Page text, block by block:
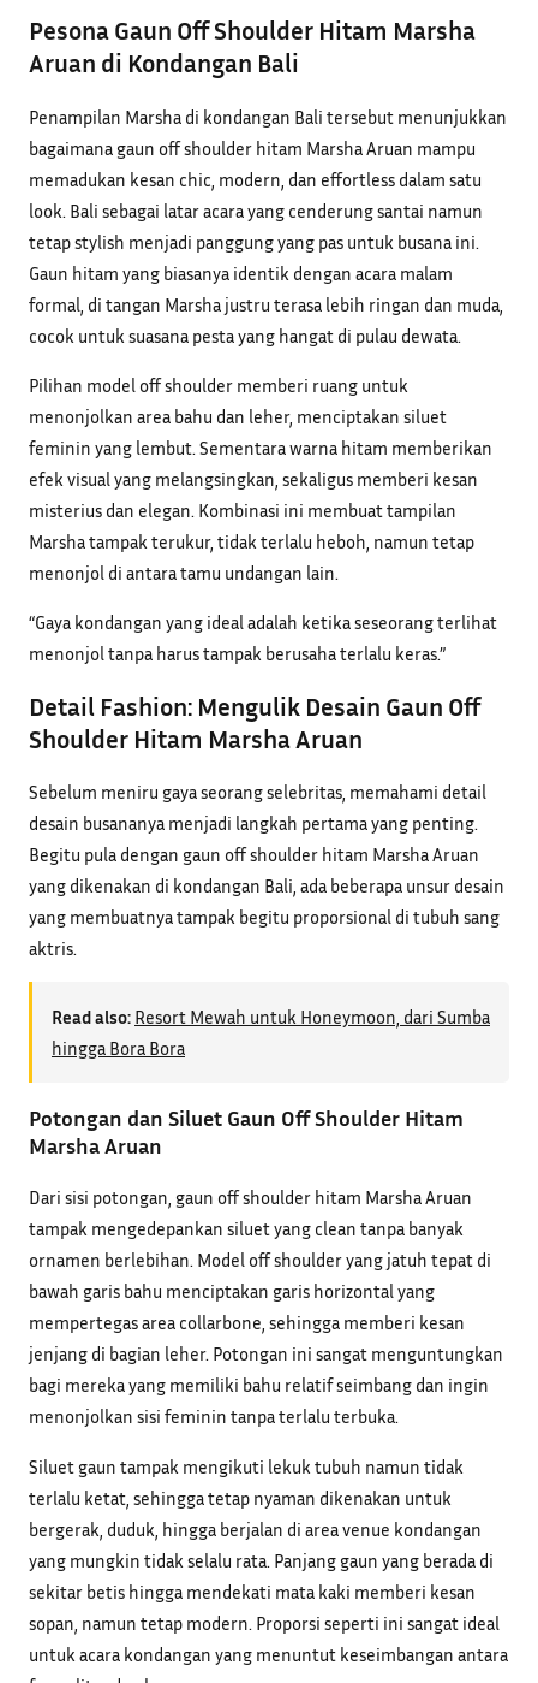
Pesona Gaun Off Shoulder Hitam Marsha
Aruan di Kondangan Bali
Penampilan Marsha di kondangan Bali tersebut menunjukkan
bagaimana gaun off shoulder hitam Marsha Aruan mampu
memadukan kesan chic, modern, dan effortless dalam satu
look. Bali sebagai latar acara yang cenderung santai namun
tetap stylish menjadi panggung yang pas untuk busana ini.
Gaun hitam yang biasanya identik dengan acara malam
formal, di tangan Marsha justru terasa lebih ringan dan muda,
cocok untuk suasana pesta yang hangat di pulau dewata.
Pilihan model off shoulder memberi ruang untuk
menonjolkan area bahu dan leher, menciptakan siluet
feminin yang lembut. Sementara warna hitam memberikan
efek visual yang melangsingkan, sekaligus memberi kesan
misterius dan elegan. Kombinasi ini membuat tampilan
Marsha tampak terukur, tidak terlalu heboh, namun tetap
menonjol di antara tamu undangan lain.
“Gaya kondangan yang ideal adalah ketika seseorang terlihat
menonjol tanpa harus tampak berusaha terlalu keras.”
Detail Fashion: Mengulik Desain Gaun Off
Shoulder Hitam Marsha Aruan
Sebelum meniru gaya seorang selebritas, memahami detail
desain busananya menjadi langkah pertama yang penting.
Begitu pula dengan gaun off shoulder hitam Marsha Aruan
yang dikenakan di kondangan Bali, ada beberapa unsur desain
yang membuatnya tampak begitu proporsional di tubuh sang
aktris.
Read also: Resort Mewah untuk Honeymoon, dari Sumba
hingga Bora Bora
Potongan dan Siluet Gaun Off Shoulder Hitam
Marsha Aruan
Dari sisi potongan, gaun off shoulder hitam Marsha Aruan
tampak mengedepankan siluet yang clean tanpa banyak
ornamen berlebihan. Model off shoulder yang jatuh tepat di
bawah garis bahu menciptakan garis horizontal yang
mempertegas area collarbone, sehingga memberi kesan
jenjang di bagian leher. Potongan ini sangat menguntungkan
bagi mereka yang memiliki bahu relatif seimbang dan ingin
menonjolkan sisi feminin tanpa terlalu terbuka.
Siluet gaun tampak mengikuti lekuk tubuh namun tidak
terlalu ketat, sehingga tetap nyaman dikenakan untuk
bergerak, duduk, hingga berjalan di area venue kondangan
yang mungkin tidak selalu rata. Panjang gaun yang berada di
sekitar betis hingga mendekati mata kaki memberi kesan
sopan, namun tetap modern. Proporsi seperti ini sangat ideal
untuk acara kondangan yang menuntut keseimbangan antara